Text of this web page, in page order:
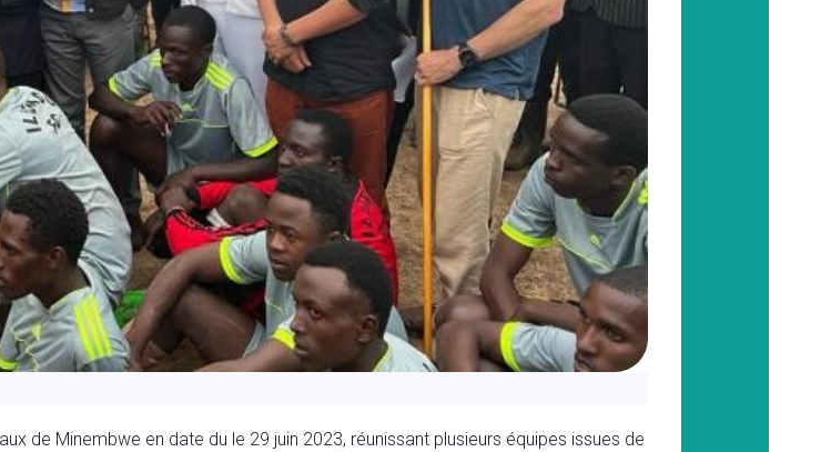
de Minembwe en date du le 29 juin 2023, réunissant plusieurs équipes issues de